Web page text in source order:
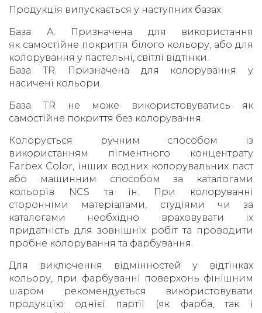
Продукція випускається у наступних базах:
База А. Призначена для використання
як самостійне покриття білого кольору, або для
колорування у пастельні, світлі відтінки.
База TR. Призначена для колорування у
насичені кольори.
Базa TR не може використовуватись як
самостійне покриття без колорування.
Колорується ручним способом із
використанням пігментного концентрату
Farbex Color, інших водних колорувальних паст
або машинним способом за каталогами
кольорів NCS та ін. При колоруванні
сторонніми матеріалами, студіями чи за
каталогами необхідно враховувати їх
придатність для зовнішніх робіт та проводити
пробне колорування та фарбування.
Для виключення відмінностей у відтінках
кольору, при фарбуванні поверхонь фінішним
шаром рекомендується використовувати
продукцію однієї партії (як фарба, так і